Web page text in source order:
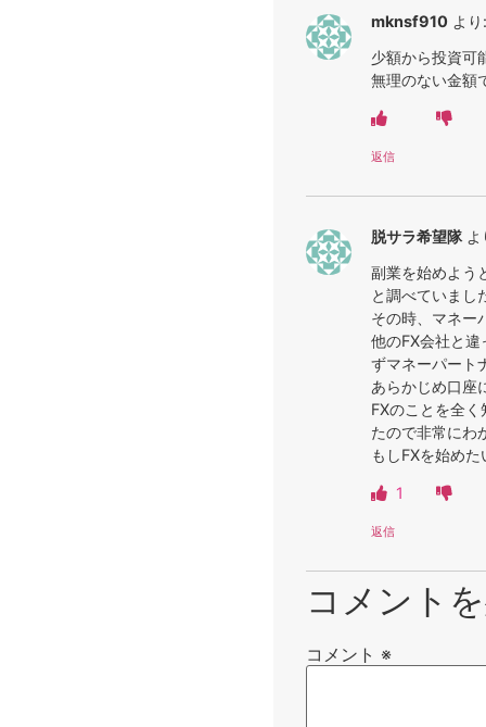
mknsf910 より:
少額から投資可
無理のない金額
返信
脱サラ希望隊 よ
副業を始めよう
と調べていまし
その時、マネー
他のFX会社と
ずマネーパート
あらかじめ口座
FXのことを全
たので非常にわ
もしFXを始め
1
返信
コメント
コメント ※